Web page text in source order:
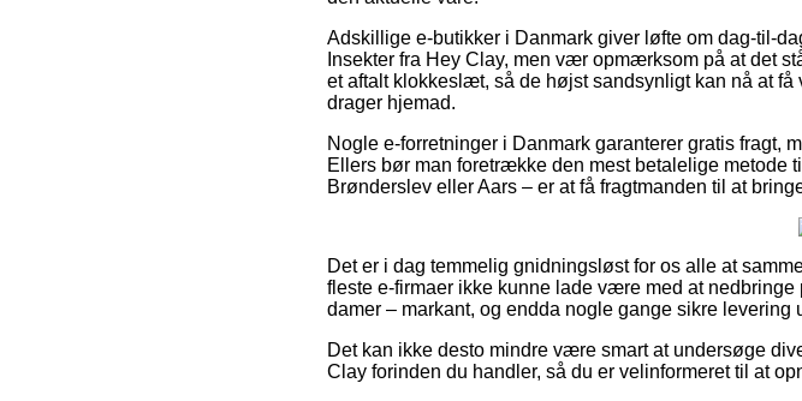
Adskillige e-butikker i Danmark giver løfte om dag-til-
Insekter fra Hey Clay, men vær opmærksom på at det
et aftalt klokkeslæt, så de højst sandsynligt kan nå at
drager hjemad.
Nogle e-forretninger i Danmark garanterer gratis fragt,
Ellers bør man foretrække den mest betalelige metode
Brønderslev eller Aars – er at få fragtmanden til at
Det er i dag temmelig gnidningsløst for os alle at
fleste e-firmaer ikke kunne lade være med at
damer – markant, og endda nogle gange sikre levering
Det kan ikke desto mindre være smart at undersøge
Clay forinden du handler, så du er velinformeret til at